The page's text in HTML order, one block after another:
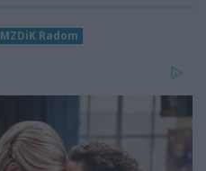
MZDiK Radom